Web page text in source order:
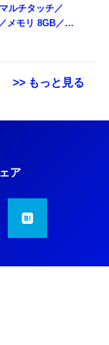
ルチタッチ／
メモリ 8GB／
顔認証カメラ
>> もっと見る
2026新モデル
ク付き HiFi音質
ン type-c 有線
ージョン
蔵DAC 遅延な
対応
ット BAKETAN
KAI
ーションロボッ
ア